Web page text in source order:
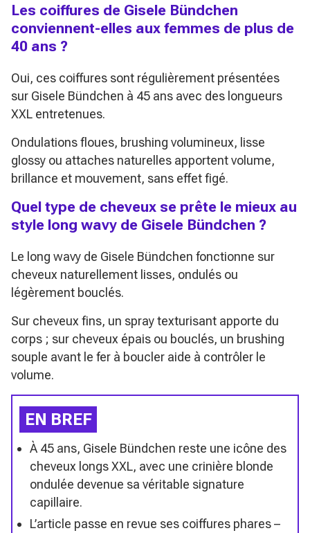
Les coiffures de Gisele Bündchen
conviennent-elles aux femmes de plus de
40 ans ?
Oui, ces coiffures sont régulièrement présentées
sur Gisele Bündchen à 45 ans avec des longueurs
XXL entretenues.
Ondulations floues, brushing volumineux, lisse
glossy ou attaches naturelles apportent volume,
brillance et mouvement, sans effet figé.
Quel type de cheveux se prête le mieux au
style long wavy de Gisele Bündchen ?
Le long wavy de Gisele Bündchen fonctionne sur
cheveux naturellement lisses, ondulés ou
légèrement bouclés.
Sur cheveux fins, un spray texturisant apporte du
corps ; sur cheveux épais ou bouclés, un brushing
souple avant le fer à boucler aide à contrôler le
volume.
EN BREF
À 45 ans, Gisele Bündchen reste une icône des
cheveux longs XXL, avec une crinière blonde
ondulée devenue sa véritable signature
capillaire.
L’article passe en revue ses coiffures phares –